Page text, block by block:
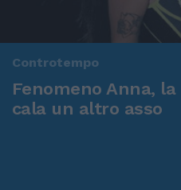
Controtempo
Fenomeno Anna,
cala un altro asso